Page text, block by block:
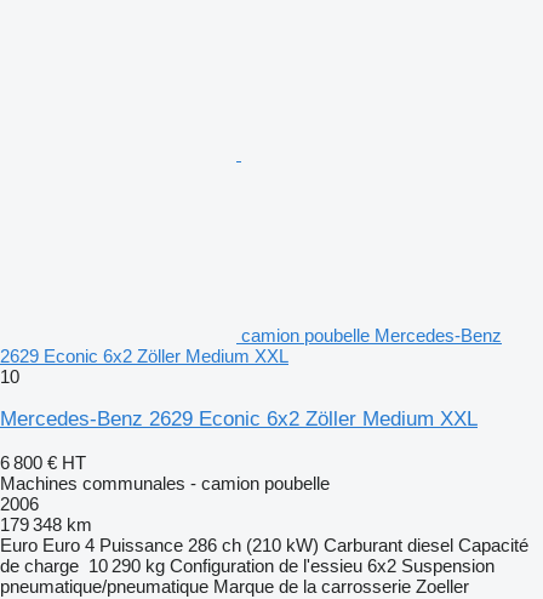
camion poubelle Mercedes-Benz
2629 Econic 6x2 Zöller Medium XXL
10
Mercedes-Benz 2629 Econic 6x2 Zöller Medium XXL
6 800 € HT
Machines communales - camion poubelle
2006
179 348 km
Euro Euro 4 Puissance 286 ch (210 kW) Carburant diesel Capacité
de charge 10 290 kg Configuration de l'essieu 6x2 Suspension
pneumatique/pneumatique Marque de la carrosserie Zoeller